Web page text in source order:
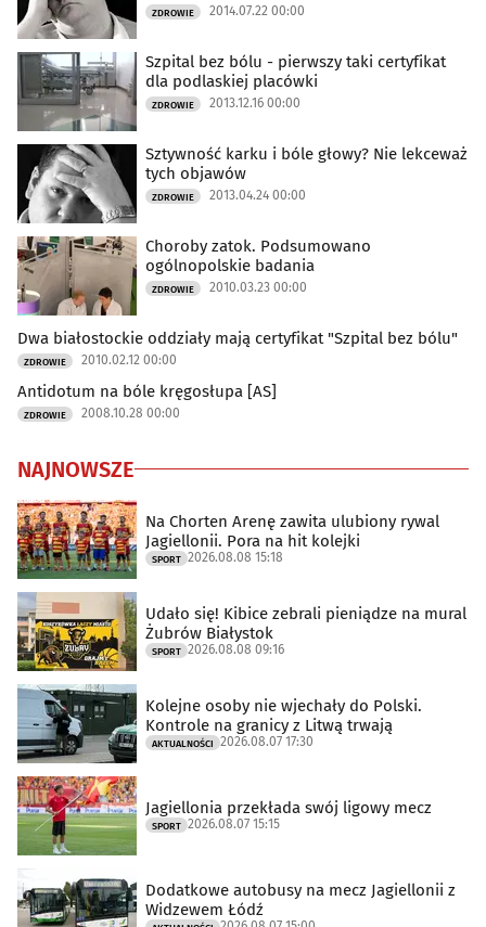
ZDROWIE 2014.07.22 00:00
Szpital bez bólu - pierwszy taki certyfikat
dla podlaskiej placówki
ZDROWIE 2013.12.16 00:00
Sztywność karku i bóle głowy? Nie lekceważ
tych objawów
ZDROWIE 2013.04.24 00:00
Choroby zatok. Podsumowano
ogólnopolskie badania
ZDROWIE 2010.03.23 00:00
Dwa białostockie oddziały mają certyfikat "Szpital bez bólu"
ZDROWIE 2010.02.12 00:00
Antidotum na bóle kręgosłupa [AS]
ZDROWIE 2008.10.28 00:00
NAJNOWSZE
Na Chorten Arenę zawita ulubiony rywal
Jagiellonii. Pora na hit kolejki
SPORT 2026.08.08 15:18
Udało się! Kibice zebrali pieniądze na mural
Żubrów Białystok
SPORT 2026.08.08 09:16
Kolejne osoby nie wjechały do Polski.
Kontrole na granicy z Litwą trwają
AKTUALNOŚCI 2026.08.07 17:30
Jagiellonia przekłada swój ligowy mecz
SPORT 2026.08.07 15:15
Dodatkowe autobusy na mecz Jagiellonii z
Widzewem Łódź